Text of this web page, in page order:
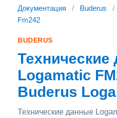
Документация / Buderus /
Fm242
BUDERUS
Logamatic
Buderus
Технические данные